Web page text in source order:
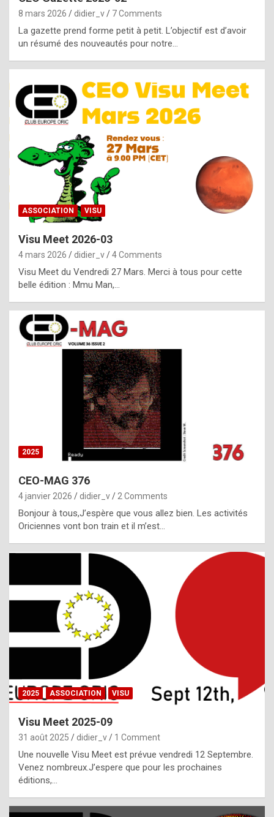
g
e
n
u
i
n
e
R
o
p
l
c
h
i
s
t
o
r
p
e
c
i
l
,
g
h
t
f
8 mars 2026 didier_v 7 Comments
La gazette prend forme petit à petit. L’objectif est d’avoir
un résumé des nouveautés pour notre…
ASSOCIATION VISU
Visu Meet 2026-03
4 mars 2026 didier_v 4 Comments
Visu Meet du Vendredi 27 Mars. Merci à tous pour cette
belle édition : Mmu Man,…
2025
CEO-MAG 376
4 janvier 2026 didier_v 2 Comments
Bonjour à tous,J’espère que vous allez bien. Les activités
Oriciennes vont bon train et il m’est…
2025 ASSOCIATION VISU
Visu Meet 2025-09
31 août 2025 didier_v 1 Comment
Une nouvelle Visu Meet est prévue vendredi 12 Septembre.
Venez nombreux.J’espere que pour les prochaines
éditions,…